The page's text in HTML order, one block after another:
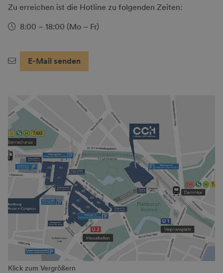
Zu erreichen ist die Hotline zu folgenden Zeiten:
8:00 – 18:00 (Mo – Fr)
E-Mail senden
Klick zum Vergrößern